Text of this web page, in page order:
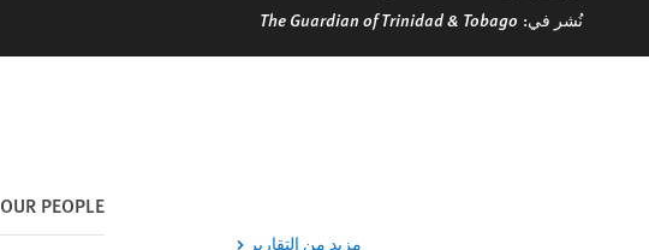
نُشر في: The Guardian of Trinidad & Tobago
مزيد من التقارير
OUR PEOPLE